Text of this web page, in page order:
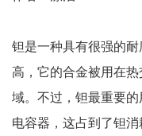
钽是一种具有很强的
高，它的合金被用在
域。不过，钽最重要
电容器，这占到了钽消